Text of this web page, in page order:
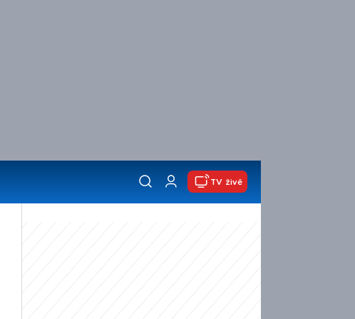
TV živě